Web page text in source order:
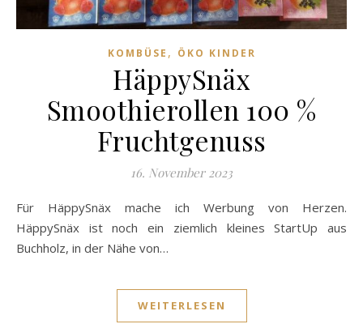
KOMBÜSE , ÖKO KINDER
HäppySnäx
Smoothierollen 100 %
Fruchtgenuss
16. November 2023
Für HäppySnäx mache ich Werbung von Herzen.
HäppySnäx ist noch ein ziemlich kleines StartUp aus
Buchholz, in der Nähe von…
WEITERLESEN